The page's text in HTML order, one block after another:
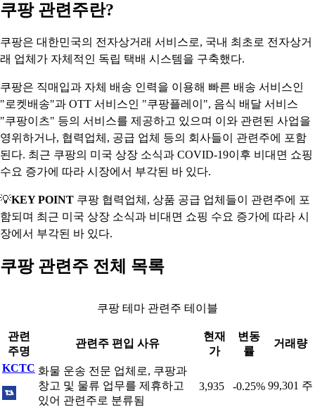
쿠팡 관련주란?
쿠팡은 대한민국의 전자상거래 서비스로, 국내 최초로 전자상거
래 업체가 자체적인 독립 택배 시스템을 구축했다.
쿠팡은 직매입과 자체 배송 인력을 이용해 빠른 배송 서비스인
"로켓배송"과 OTT 서비스인 "쿠팡플레이", 음식 배달 서비스
"쿠팡이츠" 등의 서비스를 제공하고 있으며 이와 관련된 사업을
영위하거나, 협력업체, 공급 업체 등의 회사들이 관련주에 포함
된다. 최근 쿠팡의 미국 상장 소식과 COVID-19이후 비대면 쇼핑
수요 증가에 따라 시장에서 부각된 바 있다.
💡KEY POINT 쿠팡 협력업체, 상품 공급 업체들이 관련주에 포
함되며 최근 미국 상장 소식과 비대면 쇼핑 수요 증가에 따라 시
장에서 부각된 바 있다.
쿠팡 관련주 전체 목록
쿠팡 테마 관련주 테이블
관련
주명
관련주 편입 사유
현재
가
변동
률
거래량
KCTC 화물 운송 전문 업체로, 쿠팡과
창고 및 물류 업무를 제휴하고
있어 관련주로 분류됨
3,935 -0.25% 99,301 주